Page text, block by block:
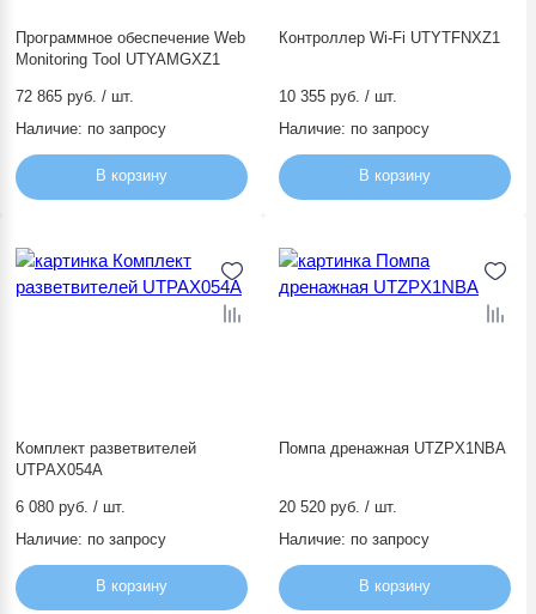
Программное обеспечение Web
Monitoring Tool UTYAMGXZ1
72 865 руб. / шт.
Наличие: по запросу
В корзину
Контроллер Wi-Fi UTYTFNXZ1
10 355 руб. / шт.
Наличие: по запросу
В корзину
Комплект разветвителей
UTPAX054A
6 080 руб. / шт.
Наличие: по запросу
В корзину
Помпа дренажная UTZPX1NBA
20 520 руб. / шт.
Наличие: по запросу
В корзину